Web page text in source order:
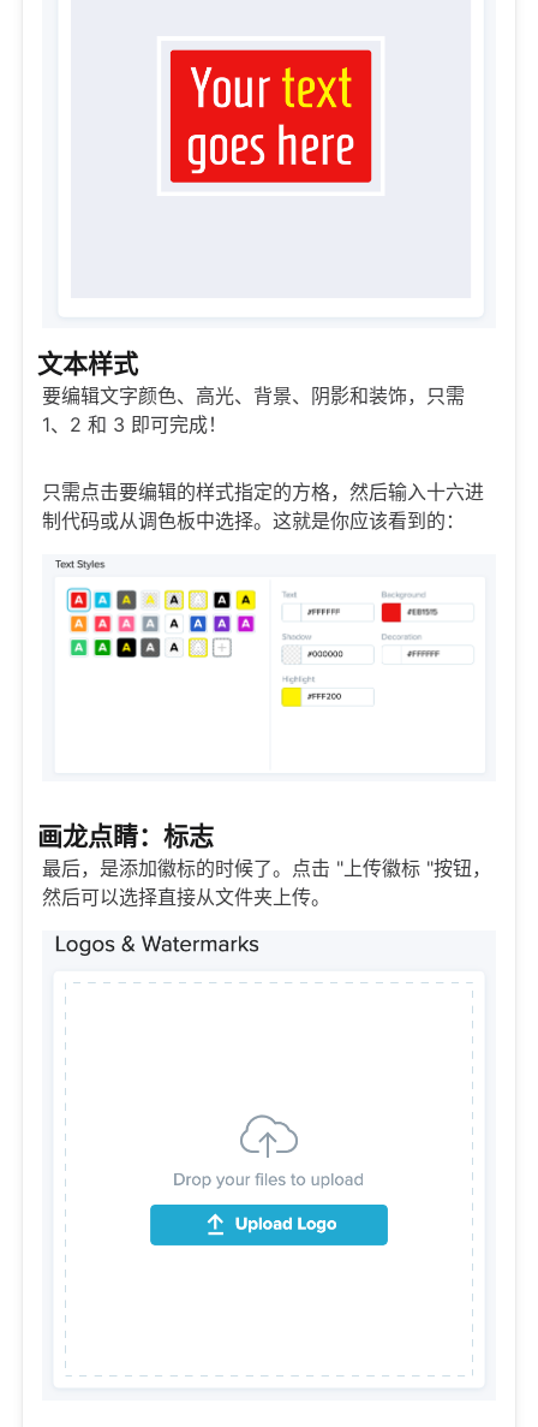
文本样式
要编辑文字颜色、高光、背景、阴影和装饰，只需
1、2 和 3 即可完成！
只需点击要编辑的样式指定的方格，然后输入十六进
制代码或从调色板中选择。这就是你应该看到的：
画龙点睛：标志
最后，是添加徽标的时候了。点击 "上传徽标 "按钮，
然后可以选择直接从文件夹上传。